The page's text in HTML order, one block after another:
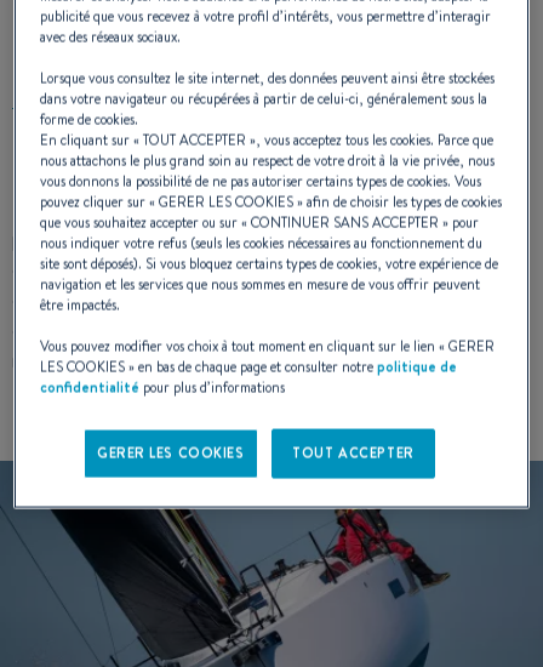
CŒUR DE LA VOILE
La mission de lagammeFirst SEest de replacer les
personnes au cœur de la voile. Cela se concrétise par la
combinaison de bateaux de course, de marins audacieux et
curieux, prêts à sortir de leur zone de confort, et d’une
mêmes valeurs autour de lagamme First SE.
publicité que vous recevez à votre profil d’intérêts, vous permettre d’interagir
avec des réseaux sociaux.
Lorsque vous consultez le site internet, des données peuvent ainsi être stockées
dans votre navigateur ou récupérées à partir de celui-ci, généralement sous la
forme de cookies.
En cliquant sur «TOUT ACCEPTER », vous acceptez tous les cookies. Parce que
nous attachons le plus grand soin au respect de votre droit à la vie privée, nous
vous donnons la possibilité de ne pas autoriser certains types de cookies. Vous
pouvez cliquer sur «GERER LES COOKIES» afin de choisir les types de cookies
que vous souhaitez accepter ou sur «CONTINUER SANS ACCEPTER » pour
nous indiquer votre refus (seuls les cookies nécessaires au fonctionnement du
site sont déposés). Si vous bloquez certains types de cookies, votre expérience de
navigation et les services que nous sommes en mesure de vous offrir peuvent
être impactés.
Vous pouvez modifier vos choix à tout moment en cliquant sur le lien «GERER
LES COOKIES» en bas de chaque page et consulter notrepolitique de
confidentialité pour plus d’informations
GERER LES COOKIES TOUT ACCEPTER